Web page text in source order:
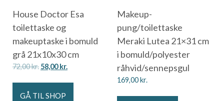
House Doctor Esa
toilettaske og
makeuptaske i bomuld
grå 21x10x30 cm
72,00kr. 58,00kr.
GÅ TIL SHOP
Makeup-
pung/toilettaske
Meraki Lutea 21×31 cm
i bomuld/polyester
råhvid/sennepsgul
169,00kr.